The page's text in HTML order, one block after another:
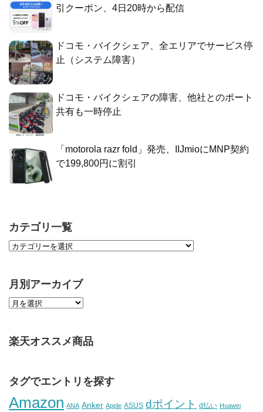
引クーポン、4日20時から配信
ドコモ・バイクシェア、全エリアでサービス停
止（システム障害）
ドコモ・バイクシェアの障害、他社とのポート
共有も一時停止
「motorola razr fold」発売、IIJmioにMNP契約
で199,800円に割引
カテゴリ一覧
月別アーカイブ
楽天オススメ商品
タグでエントリを探す
Amazon ANA Anker Apple ASUS dポイント d払い Huawei